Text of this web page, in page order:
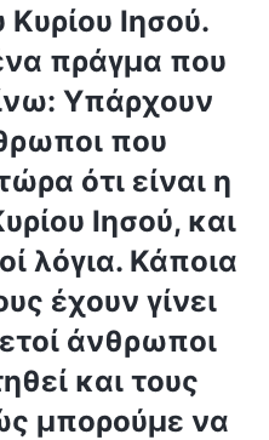
Ιησού.
πράγμα που
Υπάρχουν
που
ότι είναι η
Ιησού, και
λόγια. Κάποια
έχουν γίνει
άνθρωποι
και τους
μπορούμε να